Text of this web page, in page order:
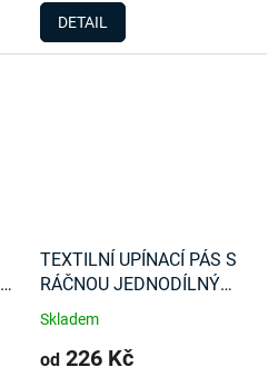
DETAIL
TEXTILNÍ UPÍNACÍ PÁS S
RÁČNOU JEDNODÍLNÝ
2000Kg
Skladem
od 226 Kč